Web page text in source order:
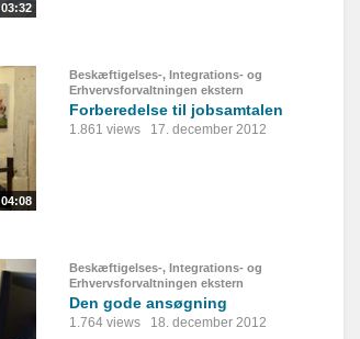
03:32
04:08
Beskæftigelses-, Integrations- og
Erhvervsforvaltningen ekstern
Forberedelse til jobsamtalen
1.861 views 17. december 2012
Beskæftigelses-, Integrations- og
Erhvervsforvaltningen ekstern
Den gode ansøgning
1.764 views 18. december 2012